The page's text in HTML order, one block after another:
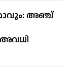
അഞ്ച്